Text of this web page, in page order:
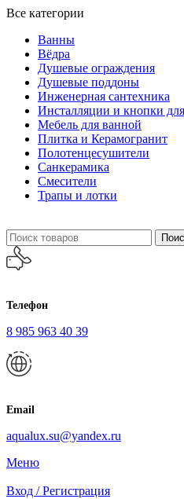
Все категории
Ванны
Вёдра
Душевые ограждения
Душевые поддоны
Инженерная сантехника
Инсталляции и кнопки
Мебель для ванной
Плитка и Керамогранит
Полотенцесушители
Санкерамика
Смесители
Трапы и лотки
Телефон
8 985 963 40 39
Email
aqualux.su@yandex.ru
Меню
Вход / Регистрация